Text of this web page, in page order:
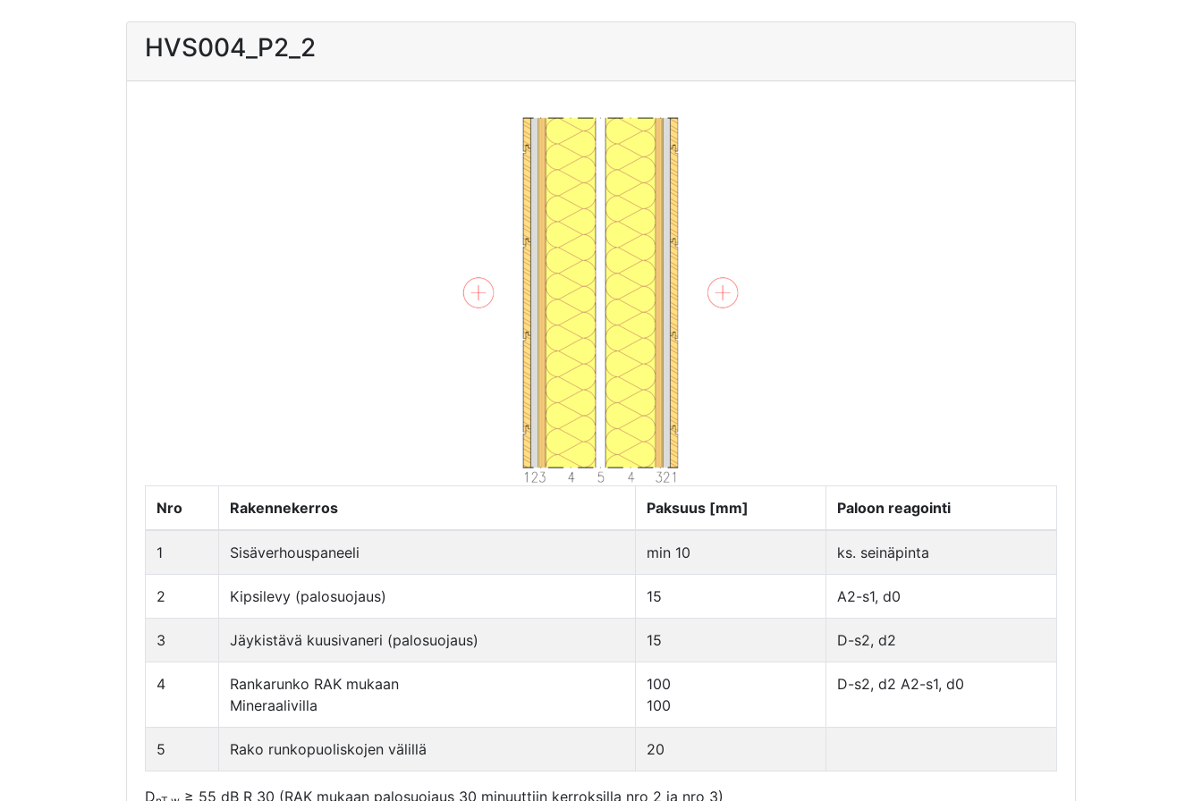
HVS004_P2_2
Nro Rakennekerros Paksuus [mm] Paloon reagointi
1 Sisäverhouspaneeli min 10 ks. seinäpinta
2 Kipsilevy (palosuojaus) 15 A2-s1, d0
3 Jäykistävä kuusivaneri (palosuojaus) 15 D-s2, d2
4
Rankarunko RAK mukaan
Mineraalivilla
100
100
D-s2, d2 A2-s1, d0
5 Rako runkopuoliskojen välillä 20
D ≥ 55 dB R 30 (RAK mukaan palosuojaus 30 minuuttiin kerroksilla nro 2 ja nro 3)